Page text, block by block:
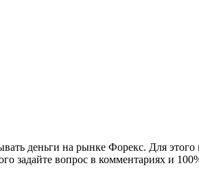
деньги на рынке Форекс. Для
задайте вопрос в комментариях и